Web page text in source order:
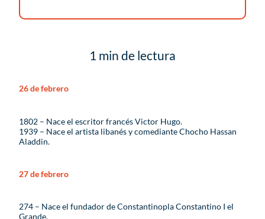
1 min de lectura
26 de febrero
1802 – Nace el escritor francés Victor Hugo.
1939 – Nace el artista libanés y comediante Chocho Hassan
Aladdin.
27 de febrero
274 – Nace el fundador de Constantinopla Constantino I el
Grande.